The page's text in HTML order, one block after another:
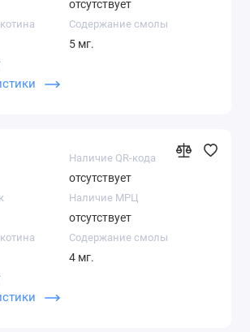
отсутствует
Содержание смолы
5 мг.
Наличие QR-кода
отсутствует
Наличие МРЦ
отсутствует
Содержание смолы
4 мг.